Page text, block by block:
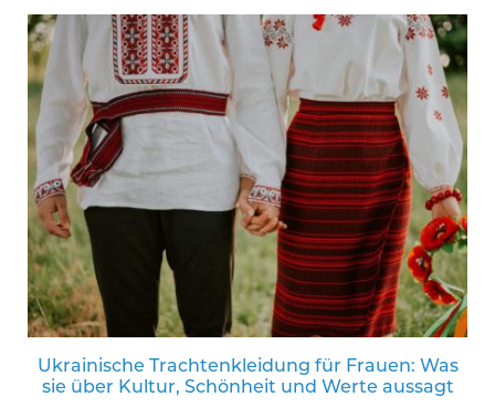
Ukrainische Trachtenkleidung für Frauen: Was
sie über Kultur, Schönheit und Werte aussagt